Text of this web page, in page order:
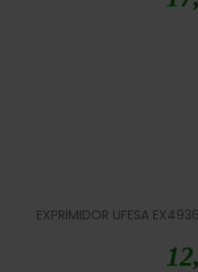
EXPRIMIDOR UFESA